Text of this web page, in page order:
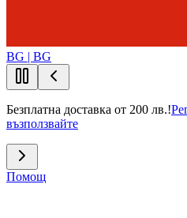
BG | BG
Безплатна доставка от 200 лв.!
възползвайте
Помощ